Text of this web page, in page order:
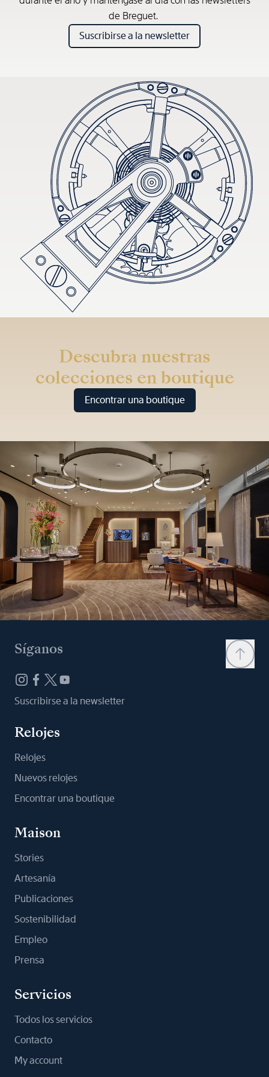
de Breguet.
Suscribirse a la newsletter
Descubra nuestras
colecciones en boutique
Encontrar una boutique
Síganos
Suscribirse a la newsletter
Relojes
Relojes
Nuevos relojes
Encontrar una boutique
Maison
Stories
Artesanía
Publicaciones
Sostenibilidad
Empleo
Prensa
Servicios
Todos los servicios
Contacto
My account